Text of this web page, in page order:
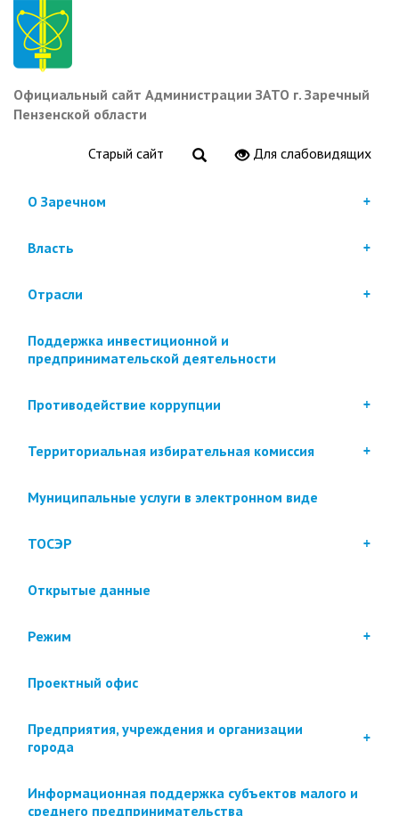
Перейти
основному
содержанию
Официальный сайт Администрации ЗАТО г. Заречный
Пензенской области
Старый сайт Для слабовидящих
О Заречном
Власть
Отрасли
Поддержка инвестиционной и
предпринимательской деятельности
Противодействие коррупции
Территориальная избирательная комиссия
Муниципальные услуги в электронном виде
ТОСЭР
Открытые данные
Режим
Проектный офис
Предприятия, учреждения и организации
города
Информационная поддержка субъектов малого и
среднего предпринимательства